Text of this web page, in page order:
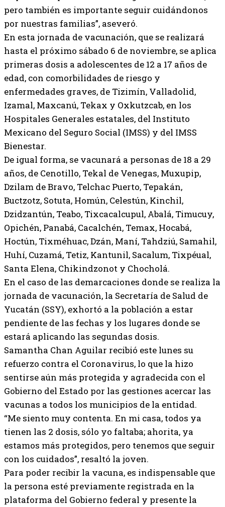
pero también es importante seguir cuidándonos
por nuestras familias”, aseveró.
En esta jornada de vacunación, que se realizará
hasta el próximo sábado 6 de noviembre, se aplica
primeras dosis a adolescentes de 12 a 17 años de
edad, con comorbilidades de riesgo y
enfermedades graves, de Tizimín, Valladolid,
Izamal, Maxcanú, Tekax y Oxkutzcab, en los
Hospitales Generales estatales, del Instituto
Mexicano del Seguro Social (IMSS) y del IMSS
Bienestar.
De igual forma, se vacunará a personas de 18 a 29
años, de Cenotillo, Tekal de Venegas, Muxupip,
Dzilam de Bravo, Telchac Puerto, Tepakán,
Buctzotz, Sotuta, Homún, Celestún, Kinchil,
Dzidzantún, Teabo, Tixcacalcupul, Abalá, Timucuy,
Opichén, Panabá, Cacalchén, Temax, Hocabá,
Hoctún, Tixméhuac, Dzán, Maní, Tahdziú, Samahil,
Huhí, Cuzamá, Tetiz, Kantunil, Sacalum, Tixpéual,
Santa Elena, Chikindzonot y Chocholá.
En el caso de las demarcaciones donde se realiza la
jornada de vacunación, la Secretaría de Salud de
Yucatán (SSY), exhortó a la población a estar
pendiente de las fechas y los lugares donde se
estará aplicando las segundas dosis.
Samantha Chan Aguilar recibió este lunes su
refuerzo contra el Coronavirus, lo que la hizo
sentirse aún más protegida y agradecida con el
Gobierno del Estado por las gestiones acercar las
vacunas a todos los municipios de la entidad.
“Me siento muy contenta. En mi casa, todos ya
tienen las 2 dosis, sólo yo faltaba; ahorita, ya
estamos más protegidos, pero tenemos que seguir
con los cuidados”, resaltó la joven.
Para poder recibir la vacuna, es indispensable que
la persona esté previamente registrada en la
plataforma del Gobierno federal y presente la